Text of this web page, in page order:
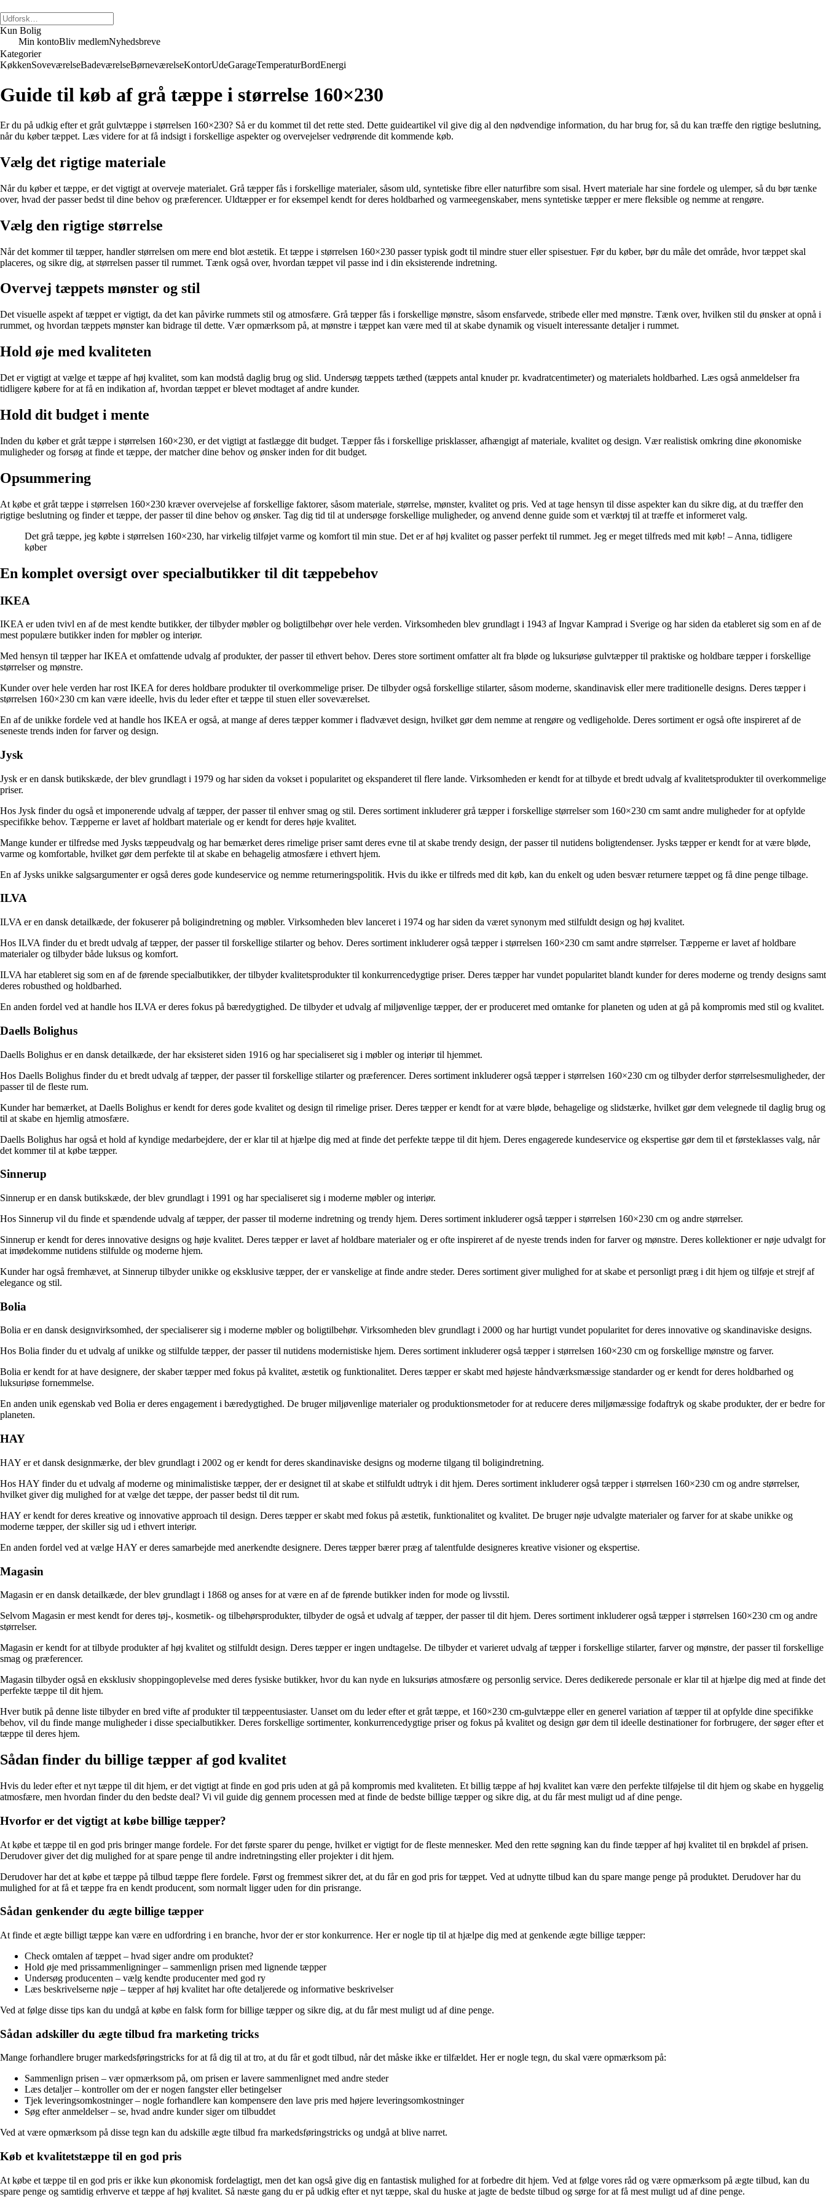
Kun Bolig
Min kontoBliv medlemNyhedsbreve
Kategorier
KøkkenSoveværelseBadeværelseBørneværelseKontorUdeGarageTemperaturBordEnergi
Guide til køb af grå tæppe i størrelse 160×230
Er du på udkig efter et gråt gulvtæppe i størrelsen 160×230? Så er du kommet til det rette sted. Dette guideartikel vil give dig al den nødvendige information, du har brug for, så du kan træffe den rigtige beslutning,
når du køber tæppet. Læs videre for at få indsigt i forskellige aspekter og overvejelser vedrørende dit kommende køb.
Vælg det rigtige materiale
Når du køber et tæppe, er det vigtigt at overveje materialet. Grå tæpper fås i forskellige materialer, såsom uld, syntetiske fibre eller naturfibre som sisal. Hvert materiale har sine fordele og ulemper, så du bør tænke
over, hvad der passer bedst til dine behov og præferencer. Uldtæpper er for eksempel kendt for deres holdbarhed og varmeegenskaber, mens syntetiske tæpper er mere fleksible og nemme at rengøre.
Vælg den rigtige størrelse
Når det kommer til tæpper, handler størrelsen om mere end blot æstetik. Et tæppe i størrelsen 160×230 passer typisk godt til mindre stuer eller spisestuer. Før du køber, bør du måle det område, hvor tæppet skal
placeres, og sikre dig, at størrelsen passer til rummet. Tænk også over, hvordan tæppet vil passe ind i din eksisterende indretning.
Overvej tæppets mønster og stil
Det visuelle aspekt af tæppet er vigtigt, da det kan påvirke rummets stil og atmosfære. Grå tæpper fås i forskellige mønstre, såsom ensfarvede, stribede eller med mønstre. Tænk over, hvilken stil du ønsker at opnå i
rummet, og hvordan tæppets mønster kan bidrage til dette. Vær opmærksom på, at mønstre i tæppet kan være med til at skabe dynamik og visuelt interessante detaljer i rummet.
Hold øje med kvaliteten
Det er vigtigt at vælge et tæppe af høj kvalitet, som kan modstå daglig brug og slid. Undersøg tæppets tæthed (tæppets antal knuder pr. kvadratcentimeter) og materialets holdbarhed. Læs også anmeldelser fra
tidligere købere for at få en indikation af, hvordan tæppet er blevet modtaget af andre kunder.
Hold dit budget i mente
Inden du køber et gråt tæppe i størrelsen 160×230, er det vigtigt at fastlægge dit budget. Tæpper fås i forskellige prisklasser, afhængigt af materiale, kvalitet og design. Vær realistisk omkring dine økonomiske
muligheder og forsøg at finde et tæppe, der matcher dine behov og ønsker inden for dit budget.
Opsummering
At købe et gråt tæppe i størrelsen 160×230 kræver overvejelse af forskellige faktorer, såsom materiale, størrelse, mønster, kvalitet og pris. Ved at tage hensyn til disse aspekter kan du sikre dig, at du træffer den
rigtige beslutning og finder et tæppe, der passer til dine behov og ønsker. Tag dig tid til at undersøge forskellige muligheder, og anvend denne guide som et værktøj til at træffe et informeret valg.
Det grå tæppe, jeg købte i størrelsen 160×230, har virkelig tilføjet varme og komfort til min stue. Det er af høj kvalitet og passer perfekt til rummet. Jeg er meget tilfreds med mit køb! – Anna, tidligere
køber
En komplet oversigt over specialbutikker til dit tæppebehov
IKEA
IKEA er uden tvivl en af ​​de mest kendte butikker, der tilbyder møbler og boligtilbehør over hele verden. Virksomheden blev grundlagt i 1943 af Ingvar Kamprad i Sverige og har siden da etableret sig som en af ​​de
mest populære butikker inden for møbler og interiør.
Med hensyn til tæpper har IKEA et omfattende udvalg af produkter, der passer til ethvert behov. Deres store sortiment omfatter alt fra bløde og luksuriøse gulvtæpper til praktiske og holdbare tæpper i forskellige
størrelser og mønstre.
Kunder over hele verden har rost IKEA for deres holdbare produkter til overkommelige priser. De tilbyder også forskellige stilarter, såsom moderne, skandinavisk eller mere traditionelle designs. Deres tæpper i
størrelsen 160×230 cm kan være ideelle, hvis du leder efter et tæppe til stuen eller soveværelset.
En af de unikke fordele ved at handle hos IKEA er også, at mange af deres tæpper kommer i fladvævet design, hvilket gør dem nemme at rengøre og vedligeholde. Deres sortiment er også ofte inspireret af de
seneste trends inden for farver og design.
Jysk
Jysk er en dansk butikskæde, der blev grundlagt i 1979 og har siden da vokset i popularitet og ekspanderet til flere lande. Virksomheden er kendt for at tilbyde et bredt udvalg af kvalitetsprodukter til overkommelige
priser.
Hos Jysk finder du også et imponerende udvalg af tæpper, der passer til enhver smag og stil. Deres sortiment inkluderer grå tæpper i forskellige størrelser som 160×230 cm samt andre muligheder for at opfylde
specifikke behov. Tæpperne er lavet af holdbart materiale og er kendt for deres høje kvalitet.
Mange kunder er tilfredse med Jysks tæppeudvalg og har bemærket deres rimelige priser samt deres evne til at skabe trendy design, der passer til nutidens boligtendenser. Jysks tæpper er kendt for at være bløde,
varme og komfortable, hvilket gør dem perfekte til at skabe en behagelig atmosfære i ethvert hjem.
En af Jysks unikke salgsargumenter er også deres gode kundeservice og nemme returneringspolitik. Hvis du ikke er tilfreds med dit køb, kan du enkelt og uden besvær returnere tæppet og få dine penge tilbage.
ILVA
ILVA er en dansk detailkæde, der fokuserer på boligindretning og møbler. Virksomheden blev lanceret i 1974 og har siden da været synonym med stilfuldt design og høj kvalitet.
Hos ILVA finder du et bredt udvalg af tæpper, der passer til forskellige stilarter og behov. Deres sortiment inkluderer også tæpper i størrelsen 160×230 cm samt andre størrelser. Tæpperne er lavet af holdbare
materialer og tilbyder både luksus og komfort.
ILVA har etableret sig som en af ​​de førende specialbutikker, der tilbyder kvalitetsprodukter til konkurrencedygtige priser. Deres tæpper har vundet popularitet blandt kunder for deres moderne og trendy designs samt
deres robusthed og holdbarhed.
En anden fordel ved at handle hos ILVA er deres fokus på bæredygtighed. De tilbyder et udvalg af miljøvenlige tæpper, der er produceret med omtanke for planeten og uden at gå på kompromis med stil og kvalitet.
Daells Bolighus
Daells Bolighus er en dansk detailkæde, der har eksisteret siden 1916 og har specialiseret sig i møbler og interiør til hjemmet.
Hos Daells Bolighus finder du et bredt udvalg af tæpper, der passer til forskellige stilarter og præferencer. Deres sortiment inkluderer også tæpper i størrelsen 160×230 cm og tilbyder derfor størrelsesmuligheder, der
passer til de fleste rum.
Kunder har bemærket, at Daells Bolighus er kendt for deres gode kvalitet og design til rimelige priser. Deres tæpper er kendt for at være bløde, behagelige og slidstærke, hvilket gør dem velegnede til daglig brug og
til at skabe en hjemlig atmosfære.
Daells Bolighus har også et hold af kyndige medarbejdere, der er klar til at hjælpe dig med at finde det perfekte tæppe til dit hjem. Deres engagerede kundeservice og ekspertise gør dem til et førsteklasses valg, når
det kommer til at købe tæpper.
Sinnerup
Sinnerup er en dansk butikskæde, der blev grundlagt i 1991 og har specialiseret sig i moderne møbler og interiør.
Hos Sinnerup vil du finde et spændende udvalg af tæpper, der passer til moderne indretning og trendy hjem. Deres sortiment inkluderer også tæpper i størrelsen 160×230 cm og andre størrelser.
Sinnerup er kendt for deres innovative designs og høje kvalitet. Deres tæpper er lavet af holdbare materialer og er ofte inspireret af de nyeste trends inden for farver og mønstre. Deres kollektioner er nøje udvalgt for
at imødekomme nutidens stilfulde og moderne hjem.
Kunder har også fremhævet, at Sinnerup tilbyder unikke og eksklusive tæpper, der er vanskelige at finde andre steder. Deres sortiment giver mulighed for at skabe et personligt præg i dit hjem og tilføje et strejf af
elegance og stil.
Bolia
Bolia er en dansk designvirksomhed, der specialiserer sig i moderne møbler og boligtilbehør. Virksomheden blev grundlagt i 2000 og har hurtigt vundet popularitet for deres innovative og skandinaviske designs.
Hos Bolia finder du et udvalg af unikke og stilfulde tæpper, der passer til nutidens modernistiske hjem. Deres sortiment inkluderer også tæpper i størrelsen 160×230 cm og forskellige mønstre og farver.
Bolia er kendt for at have designere, der skaber tæpper med fokus på kvalitet, æstetik og funktionalitet. Deres tæpper er skabt med højeste håndværksmæssige standarder og er kendt for deres holdbarhed og
luksuriøse fornemmelse.
En anden unik egenskab ved Bolia er deres engagement i bæredygtighed. De bruger miljøvenlige materialer og produktionsmetoder for at reducere deres miljømæssige fodaftryk og skabe produkter, der er bedre for
planeten.
HAY
HAY er et dansk designmærke, der blev grundlagt i 2002 og er kendt for deres skandinaviske designs og moderne tilgang til boligindretning.
Hos HAY finder du et udvalg af moderne og minimalistiske tæpper, der er designet til at skabe et stilfuldt udtryk i dit hjem. Deres sortiment inkluderer også tæpper i størrelsen 160×230 cm og andre størrelser,
hvilket giver dig mulighed for at vælge det tæppe, der passer bedst til dit rum.
HAY er kendt for deres kreative og innovative approach til design. Deres tæpper er skabt med fokus på æstetik, funktionalitet og kvalitet. De bruger nøje udvalgte materialer og farver for at skabe unikke og
moderne tæpper, der skiller sig ud i ethvert interiør.
En anden fordel ved at vælge HAY er deres samarbejde med anerkendte designere. Deres tæpper bærer præg af talentfulde designeres kreative visioner og ekspertise.
Magasin
Magasin er en dansk detailkæde, der blev grundlagt i 1868 og anses for at være en af ​​de førende butikker inden for mode og livsstil.
Selvom Magasin er mest kendt for deres tøj-, kosmetik- og tilbehørsprodukter, tilbyder de også et udvalg af tæpper, der passer til dit hjem. Deres sortiment inkluderer også tæpper i størrelsen 160×230 cm og andre
størrelser.
Magasin er kendt for at tilbyde produkter af høj kvalitet og stilfuldt design. Deres tæpper er ingen undtagelse. De tilbyder et varieret udvalg af tæpper i forskellige stilarter, farver og mønstre, der passer til forskellige
smag og præferencer.
Magasin tilbyder også en eksklusiv shoppingoplevelse med deres fysiske butikker, hvor du kan nyde en luksuriøs atmosfære og personlig service. Deres dedikerede personale er klar til at hjælpe dig med at finde det
perfekte tæppe til dit hjem.
Hver butik på denne liste tilbyder en bred vifte af produkter til tæppeentusiaster. Uanset om du leder efter et gråt tæppe, et 160×230 cm-gulvtæppe eller en generel variation af tæpper til at opfylde dine specifikke
behov, vil du finde mange muligheder i disse specialbutikker. Deres forskellige sortimenter, konkurrencedygtige priser og fokus på kvalitet og design gør dem til ideelle destinationer for forbrugere, der søger efter et
tæppe til deres hjem.
Sådan finder du billige tæpper af god kvalitet
Hvis du leder efter et nyt tæppe til dit hjem, er det vigtigt at finde en god pris uden at gå på kompromis med kvaliteten. Et billig tæppe af høj kvalitet kan være den perfekte tilføjelse til dit hjem og skabe en hyggelig
atmosfære, men hvordan finder du den bedste deal? Vi vil guide dig gennem processen med at finde de bedste billige tæpper og sikre dig, at du får mest muligt ud af dine penge.
Hvorfor er det vigtigt at købe billige tæpper?
At købe et tæppe til en god pris bringer mange fordele. For det første sparer du penge, hvilket er vigtigt for de fleste mennesker. Med den rette søgning kan du finde tæpper af høj kvalitet til en brøkdel af prisen.
Derudover giver det dig mulighed for at spare penge til andre indretningsting eller projekter i dit hjem.
Derudover har det at købe et tæppe på tilbud tæppe flere fordele. Først og fremmest sikrer det, at du får en god pris for tæppet. Ved at udnytte tilbud kan du spare mange penge på produktet. Derudover har du
mulighed for at få et tæppe fra en kendt producent, som normalt ligger uden for din prisrange.
Sådan genkender du ægte billige tæpper
At finde et ægte billigt tæppe kan være en udfordring i en branche, hvor der er stor konkurrence. Her er nogle tip til at hjælpe dig med at genkende ægte billige tæpper:
Check omtalen af tæppet – hvad siger andre om produktet?
Hold øje med prissammenligninger – sammenlign prisen med lignende tæpper
Undersøg producenten – vælg kendte producenter med god ry
Læs beskrivelserne nøje – tæpper af høj kvalitet har ofte detaljerede og informative beskrivelser
Ved at følge disse tips kan du undgå at købe en falsk form for billige tæpper og sikre dig, at du får mest muligt ud af dine penge.
Sådan adskiller du ægte tilbud fra marketing tricks
Mange forhandlere bruger markedsføringstricks for at få dig til at tro, at du får et godt tilbud, når det måske ikke er tilfældet. Her er nogle tegn, du skal være opmærksom på:
Sammenlign prisen – vær opmærksom på, om prisen er lavere sammenlignet med andre steder
Læs detaljer – kontroller om der er nogen fangster eller betingelser
Tjek leveringsomkostninger – nogle forhandlere kan kompensere den lave pris med højere leveringsomkostninger
Søg efter anmeldelser – se, hvad andre kunder siger om tilbuddet
Ved at være opmærksom på disse tegn kan du adskille ægte tilbud fra markedsføringstricks og undgå at blive narret.
Køb et kvalitetstæppe til en god pris
At købe et tæppe til en god pris er ikke kun økonomisk fordelagtigt, men det kan også give dig en fantastisk mulighed for at forbedre dit hjem. Ved at følge vores råd og være opmærksom på ægte tilbud, kan du
spare penge og samtidig erhverve et tæppe af høj kvalitet. Så næste gang du er på udkig efter et nyt tæppe, skal du huske at jagte de bedste tilbud og sørge for at få mest muligt ud af dine penge.